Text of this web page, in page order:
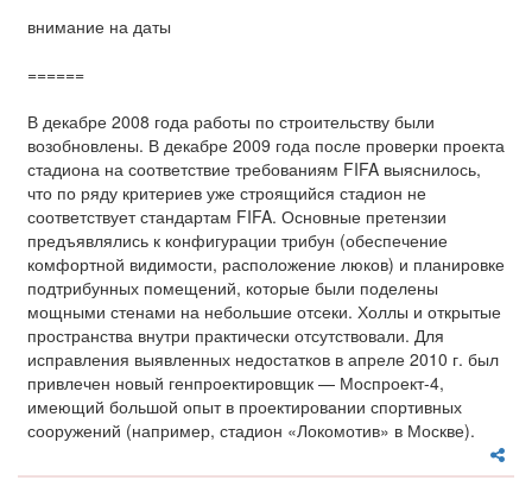
внимание на даты
======
В декабре 2008 года работы по строительству были
возобновлены. В декабре 2009 года после проверки проекта
стадиона на соответствие требованиям FIFA выяснилось,
что по ряду критериев уже строящийся стадион не
соответствует стандартам FIFA. Основные претензии
предъявлялись к конфигурации трибун (обеспечение
комфортной видимости, расположение люков) и планировке
подтрибунных помещений, которые были поделены
мощными стенами на небольшие отсеки. Холлы и открытые
пространства внутри практически отсутствовали. Для
исправления выявленных недостатков в апреле 2010 г. был
привлечен новый генпроектировщик — Моспроект-4,
имеющий большой опыт в проектировании спортивных
сооружений (например, стадион «Локомотив» в Москве).